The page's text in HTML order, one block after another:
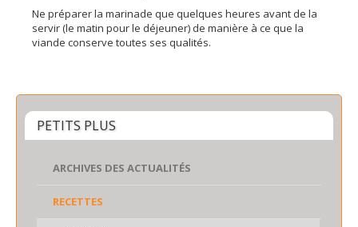
Ne préparer la marinade que quelques heures avant de la
servir (le matin pour le déjeuner) de manière à ce que la
viande conserve toutes ses qualités.
PETITS PLUS
ARCHIVES DES ACTUALITÉS
RECETTES